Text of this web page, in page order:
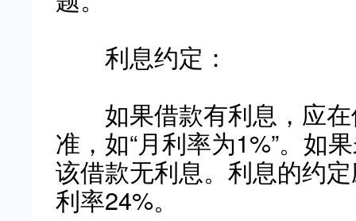
利息约定：
如果借款有利息，应在
准，如“月利率为1%”。如
该借款无利息。利息的约
利率24%。